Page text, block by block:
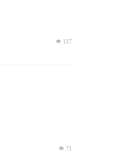
넶 117
넶 71